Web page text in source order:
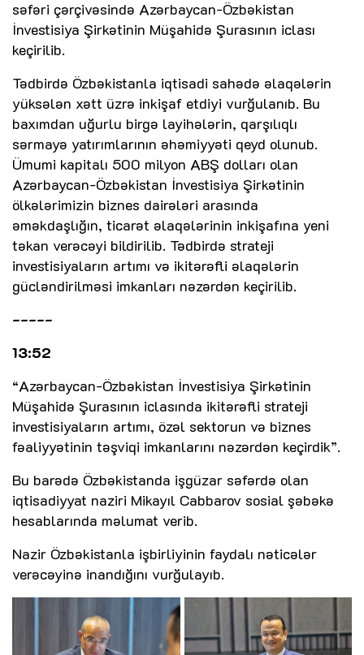
səfəri çərçivəsində Azərbaycan-Özbəkistan
İnvestisiya Şirkətinin Müşahidə Şurasının iclası
keçirilib.
Tədbirdə Özbəkistanla iqtisadi sahədə əlaqələrin
yüksələn xətt üzrə inkişaf etdiyi vurğulanıb. Bu
baxımdan uğurlu birgə layihələrin, qarşılıqlı
sərmayə yatırımlarının əhəmiyyəti qeyd olunub.
Ümumi kapitalı 500 milyon ABŞ dolları olan
Azərbaycan-Özbəkistan İnvestisiya Şirkətinin
ölkələrimizin biznes dairələri arasında
əməkdaşlığın, ticarət əlaqələrinin inkişafına yeni
təkan verəcəyi bildirilib. Tədbirdə strateji
investisiyaların artımı və ikitərəfli əlaqələrin
gücləndirilməsi imkanları nəzərdən keçirilib.
-----
13:52
“Azərbaycan-Özbəkistan İnvestisiya Şirkətinin
Müşahidə Şurasının iclasında ikitərəfli strateji
investisiyaların artımı, özəl sektorun və biznes
fəaliyyətinin təşviqi imkanlarını nəzərdən keçirdik”.
Bu barədə Özbəkistanda işgüzar səfərdə olan
iqtisadiyyat naziri Mikayıl Cabbarov sosial şəbəkə
hesablarında məlumat verib.
Nazir Özbəkistanla işbirliyinin faydalı nəticələr
verəcəyinə inandığını vurğulayıb.